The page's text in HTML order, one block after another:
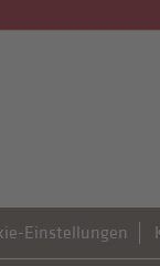
Einstellungen